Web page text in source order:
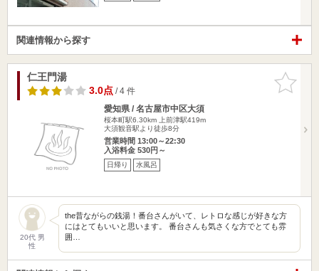
関連情報から探す
お気に入
りに追加
仁王門湯
3.0点/ 4 件
愛知県 / 名古屋市中区大須
桜本町駅6.30km
上前津駅419m
大須観音駅より徒歩8分
営業時間 13:00～22:30
入浴料金 530円～
日帰り 水風呂
20代 男
性
the昔ながらの銭湯！番台さんがいて、レトロな感じが好きな方
にはとてもいいと思います。 番台さんも気さくな方でとても雰
囲…